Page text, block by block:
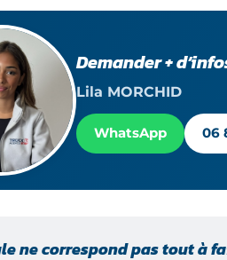
Demander +
Lila MORCHID
WhatsApp 06
ne correspond pas tout à